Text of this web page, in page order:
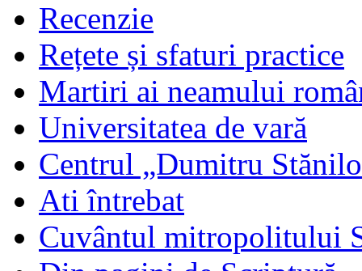
Recenzie
Rețete și sfaturi practice
Martiri ai neamului
Universitatea de vară
Centrul „Dumitru
Ati întrebat
Cuvântul mitropolitului